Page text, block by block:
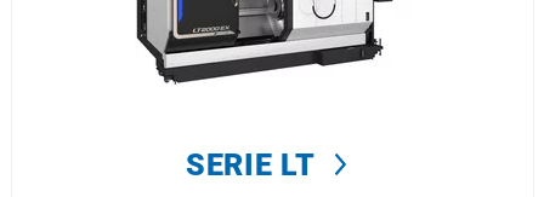
SERIE LT